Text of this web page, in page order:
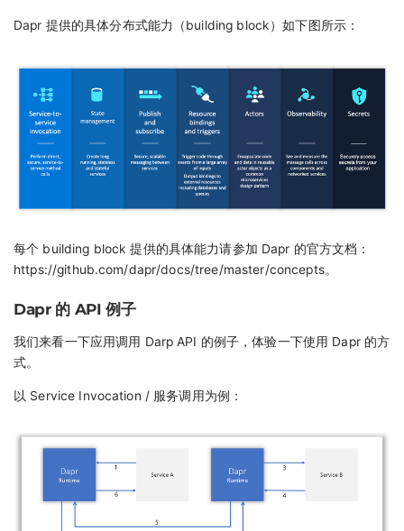
Dapr 提供的具体分布式能力（building block）如下图所示：
每个 building block 提供的具体能力请参加 Dapr 的官方文档：
https://github.com/dapr/docs/tree/master/concepts。
Dapr 的 API 例子
我们来看一下应用调用 Darp API 的例子，体验一下使用 Dapr 的方
式。
以 Service Invocation / 服务调用为例：